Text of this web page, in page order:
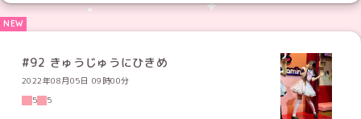
#92 きゅうじゅうにひきめ
2022年08月05日 09時00分
5
5